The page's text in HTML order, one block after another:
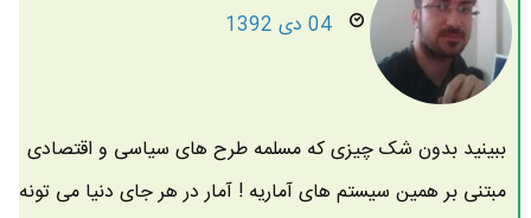
04 دی 1392
ببینید بدون شک چیزی که مسلمه طرح های سیاسی و اقتصادی
مبتنی بر همین سیستم های آماریه ! آمار در هر جای دنیا می تونه